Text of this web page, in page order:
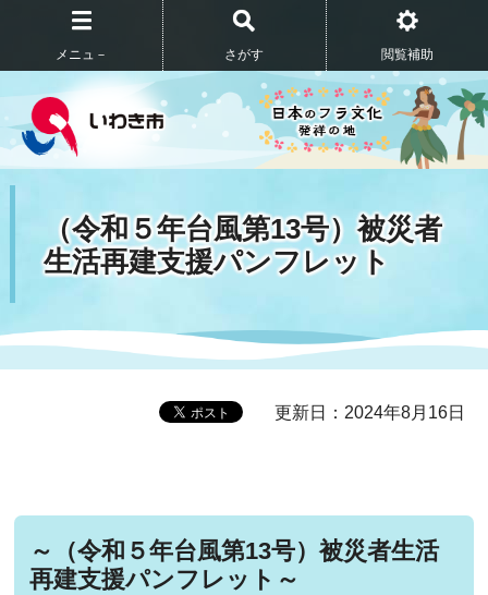
メニュ－ さがす 閲覧補助
（令和５年台風第13号）被災者
生活再建支援パンフレット
更新日：2024年8月16日
～（令和５年台風第13号）被災者生活
再建支援パンフレット～